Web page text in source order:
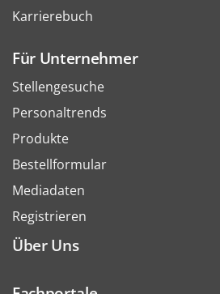
Karrierebuch
Für Unternehmer
Stellengesuche
Personaltrends
Produkte
Bestellformular
Mediadaten
Registrieren
Über Uns